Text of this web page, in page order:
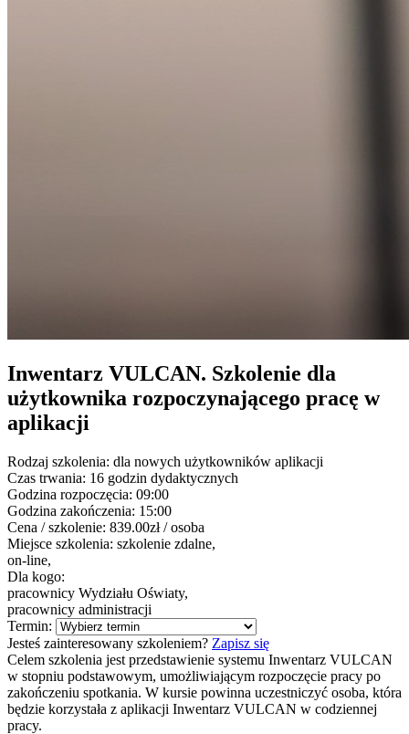
Inwentarz VULCAN. Szkolenie dla
użytkownika rozpoczynającego pracę w
aplikacji
Rodzaj szkolenia: dla nowych użytkowników aplikacji
Czas trwania: 16 godzin dydaktycznych
Godzina rozpoczęcia: 09:00
Godzina zakończenia: 15:00
Cena / szkolenie: 839.00zł / osoba
Miejsce szkolenia: szkolenie zdalne,
on-line,
Dla kogo:
pracownicy Wydziału Oświaty,
pracownicy administracji
Termin:
Jesteś zainteresowany szkoleniem? Zapisz się
Celem szkolenia jest przedstawienie systemu Inwentarz VULCAN
w stopniu podstawowym, umożliwiającym rozpoczęcie pracy po
zakończeniu spotkania. W kursie powinna uczestniczyć osoba, która
będzie korzystała z aplikacji Inwentarz VULCAN w codziennej
pracy.